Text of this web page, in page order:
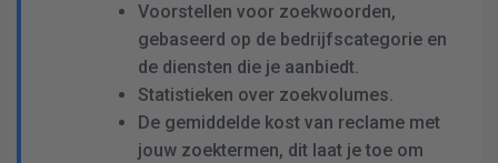
Voorstellen voor zoekwoorden,
gebaseerd op de bedrijfscategorie en
de diensten die je aanbiedt.
Statistieken over zoekvolumes.
De gemiddelde kost van reclame met
jouw zoektermen, dit laat je toe om